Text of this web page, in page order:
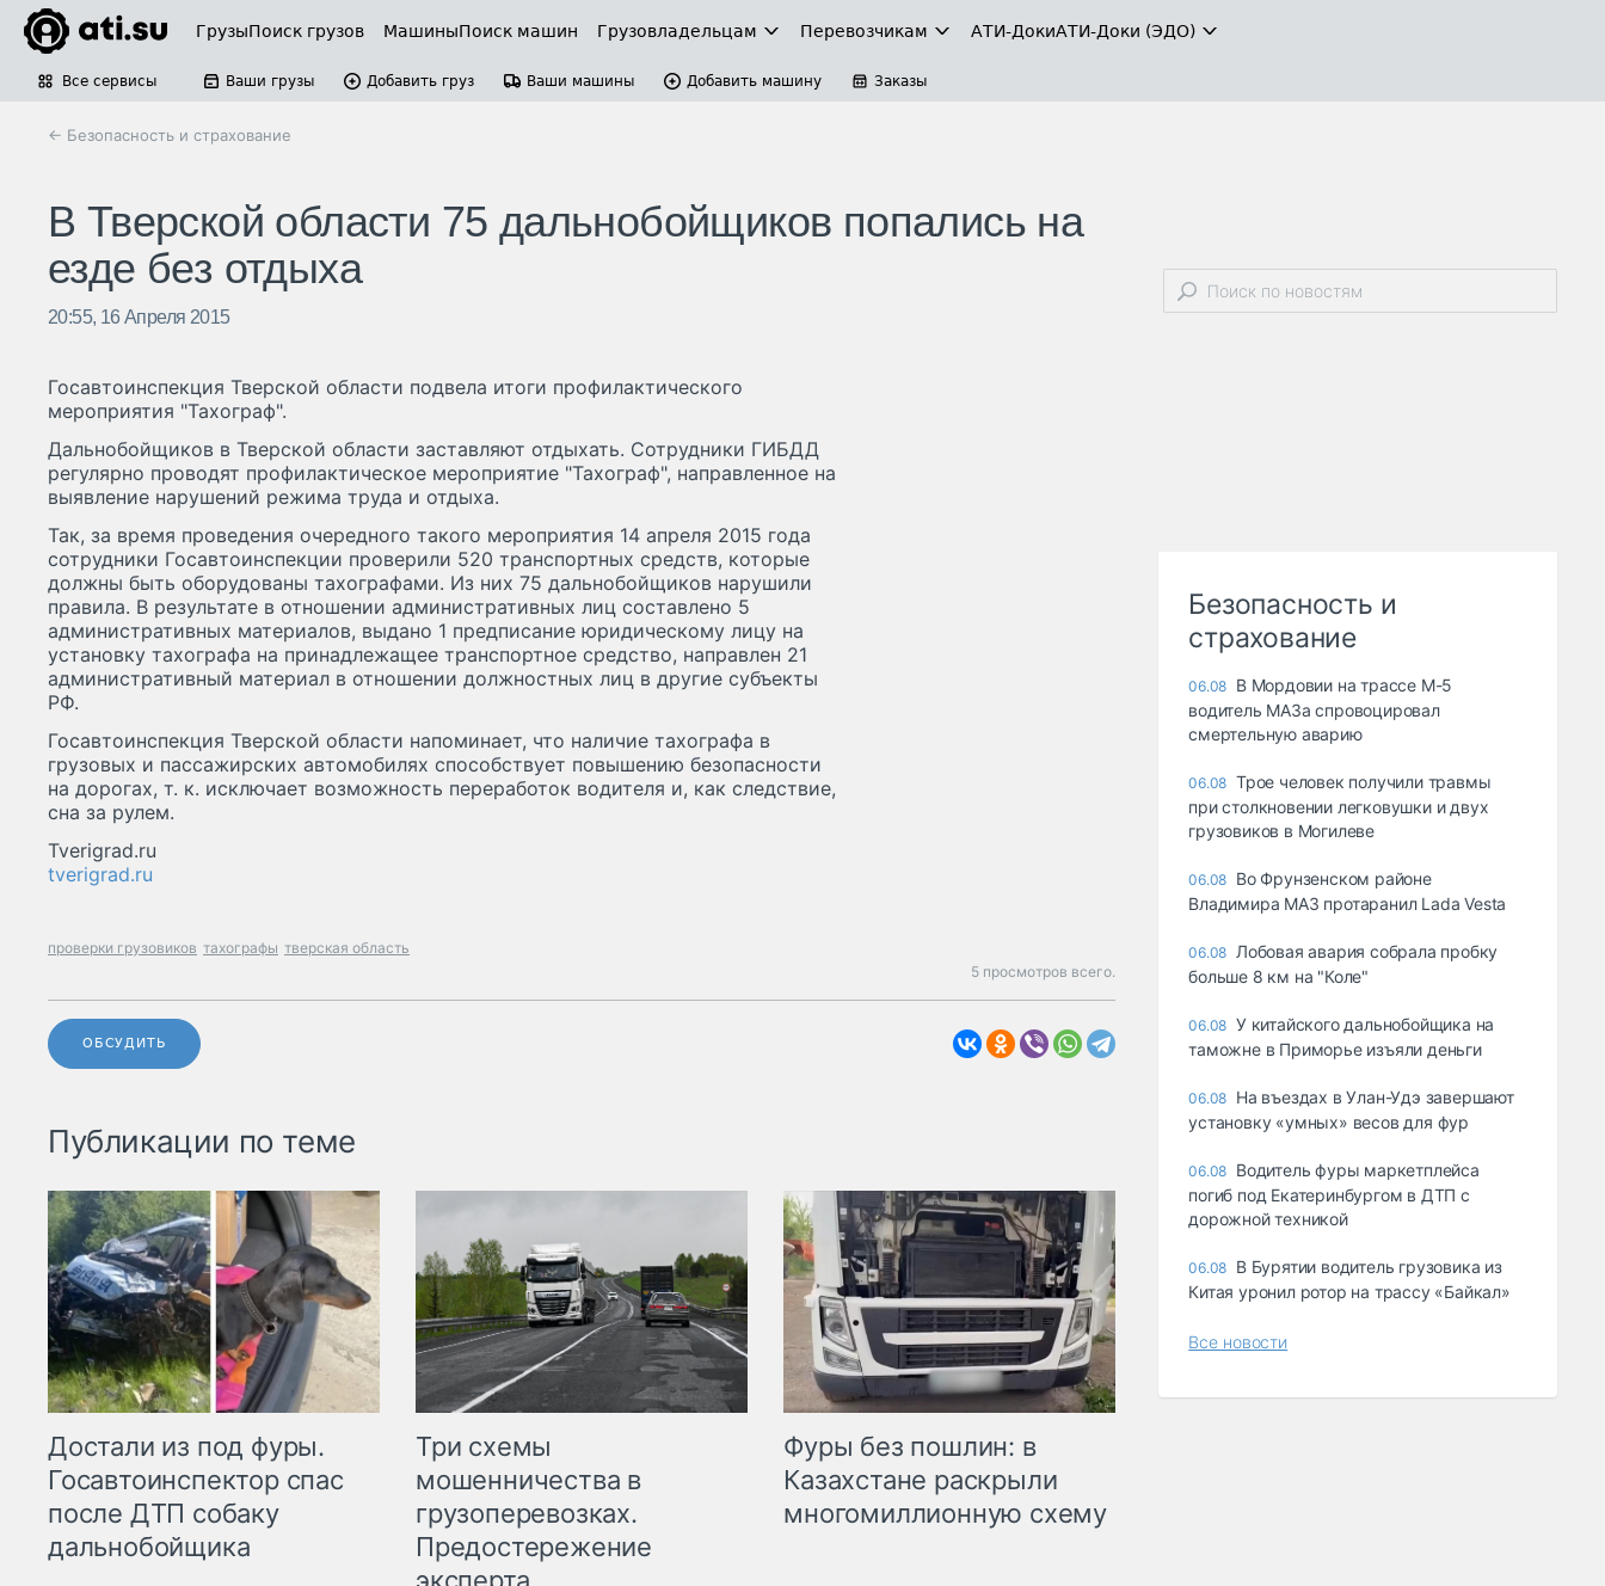
ГрузыПоиск грузов МашиныПоиск машин Грузовладельцам Перевозчикам АТИ-ДокиАТИ-Доки (ЭДО)
Все сервисы Ваши грузы Добавить груз Ваши машины Добавить машину Заказы
← Безопасность и страхование
В Тверской области 75 дальнобойщиков попались на
езде без отдыха
20:55, 16 Апреля 2015
Госавтоинспекция Тверской области подвела итоги профилактического
мероприятия "Тахограф".
Дальнобойщиков в Тверской области заставляют отдыхать. Сотрудники ГИБДД
регулярно проводят профилактическое мероприятие "Тахограф", направленное на
выявление нарушений режима труда и отдыха.
Так, за время проведения очередного такого мероприятия 14 апреля 2015 года
сотрудники Госавтоинспекции проверили 520 транспортных средств, которые
должны быть оборудованы тахографами. Из них 75 дальнобойщиков нарушили
правила. В результате в отношении административных лиц составлено 5
административных материалов, выдано 1 предписание юридическому лицу на
установку тахографа на принадлежащее транспортное средство, направлен 21
административный материал в отношении должностных лиц в другие субъекты
РФ.
Госавтоинспекция Тверской области напоминает, что наличие тахографа в
грузовых и пассажирских автомобилях способствует повышению безопасности
на дорогах, т. к. исключает возможность переработок водителя и, как следствие,
сна за рулем.
Tverigrad.ru
tverigrad.ru
проверки грузовиков тахографы тверская область
5 просмотров всего.
ОБСУДИТЬ
Публикации по теме
Достали из под фуры.
Госавтоинспектор спас
после ДТП собаку
дальнобойщика
Три схемы
мошенничества в
грузоперевозках.
Предостережение
эксперта
Фуры без пошлин: в
Казахстане раскрыли
многомиллионную схему
Безопасность и
страхование
06.08 В Мордовии на трассе М-5
водитель МАЗа спровоцировал
смертельную аварию
06.08 Трое человек получили травмы
при столкновении легковушки и двух
грузовиков в Могилеве
06.08 Во Фрунзенском районе
Владимира МАЗ протаранил Lada Vesta
06.08 Лобовая авария собрала пробку
больше 8 км на "Коле"
06.08 У китайского дальнобойщика на
таможне в Приморье изъяли деньги
06.08 Ha въeздax в Улaн-Удэ зaвepшaют
ycтaнoвкy «yмныx» вecoв для фyp
06.08 Водитель фуры маркетплейса
погиб под Екатеринбургом в ДТП с
дорожной техникой
06.08 В Бурятии водитель грузовика из
Китая уронил ротор на трассу «Байкал»
Все новости